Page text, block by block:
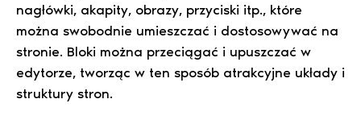
nagłówki, akapity, obrazy, przyciski itp., które
można swobodnie umieszczać i dostosowywać na
stronie. Bloki można przeciągać i upuszczać w
edytorze, tworząc w ten sposób atrakcyjne układy i
struktury stron.